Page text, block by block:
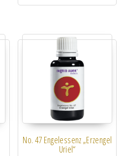
No. 47 Engelessenz „Erzengel
Uriel“